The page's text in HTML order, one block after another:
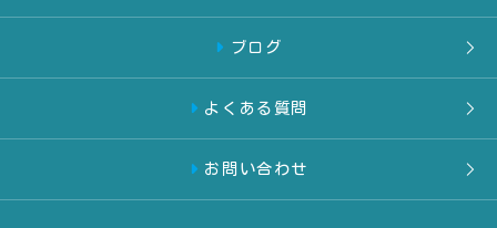
ブログ
よくある質問
お問い合わせ